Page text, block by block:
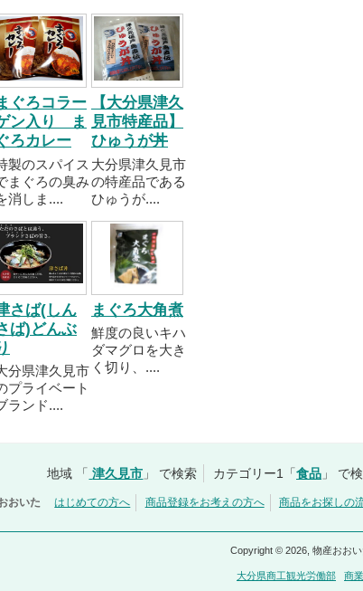
ぐろコラー
ン入り ま
ろカレー
製のスパイス
まぐろの臭み
消しま....
【大分県津久
見市特産品】
ひゅうが丼
大分県津久見市
の特産品である
ひゅうが....
さば(しん
ば)どんぶ
分県津久見市
プライベート
ランド....
まぐろ大角煮
鮮度の良いキハ
ダマグロを大き
く切り、....
地域 「 津久見市 」 で検索 カテゴリー1「食品 」 で
おいた はじめての方へ 商品登録をお考えの方へ 商品をお探しの
Copyright © 2026, 物産おお
大分県商工観光労働部 商